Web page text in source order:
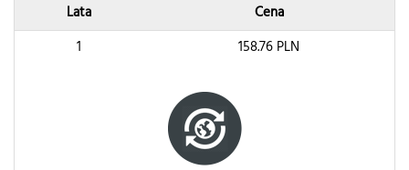
Lata
Cena
1
158.76 PLN